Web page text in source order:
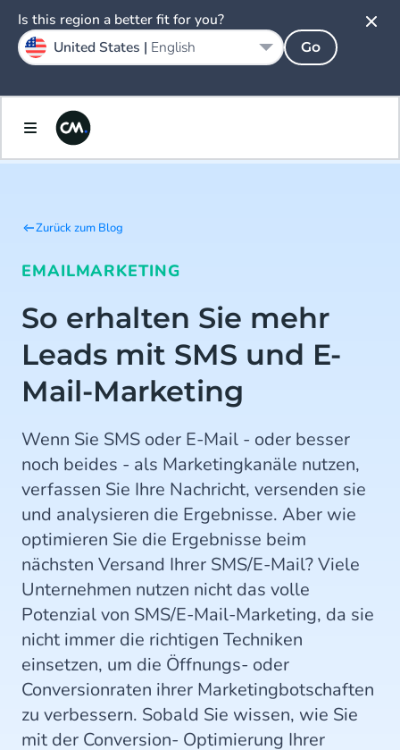
Zurück zum Blog
EMAILMARKETING
So erhalten Sie mehr
Leads mit SMS und E-
Mail-Marketing
Wenn Sie SMS oder E-Mail - oder besser
noch beides - als Marketingkanäle nutzen,
verfassen Sie Ihre Nachricht, versenden sie
und analysieren die Ergebnisse. Aber wie
optimieren Sie die Ergebnisse beim
nächsten Versand Ihrer SMS/E-Mail? Viele
Unternehmen nutzen nicht das volle
Potenzial von SMS/E-Mail-Marketing, da sie
nicht immer die richtigen Techniken
einsetzen, um die Öffnungs- oder
Conversionraten ihrer Marketingbotschaften
zu verbessern. Sobald Sie wissen, wie Sie
mit der Conversion- Optimierung Ihrer
Is this region a better fit for you?
United States | English Go